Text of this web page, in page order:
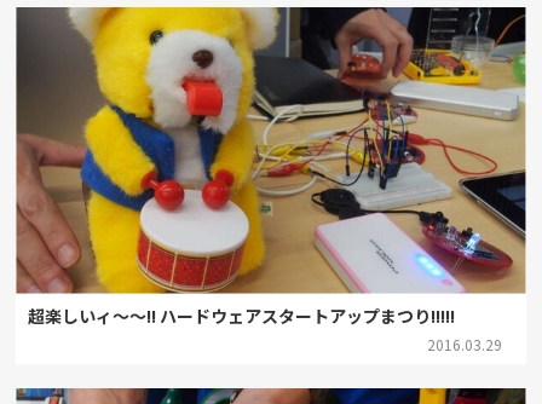
超楽しいィ～～!! ハードウェアスタートアップまつり!!!!!
2016.03.29